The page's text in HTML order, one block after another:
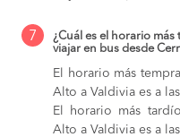
7
¿Cuál es el horario
viajar en bus desde
El horario más
Alto a Valdivia es a
El horario más
Alto a Valdivia es a